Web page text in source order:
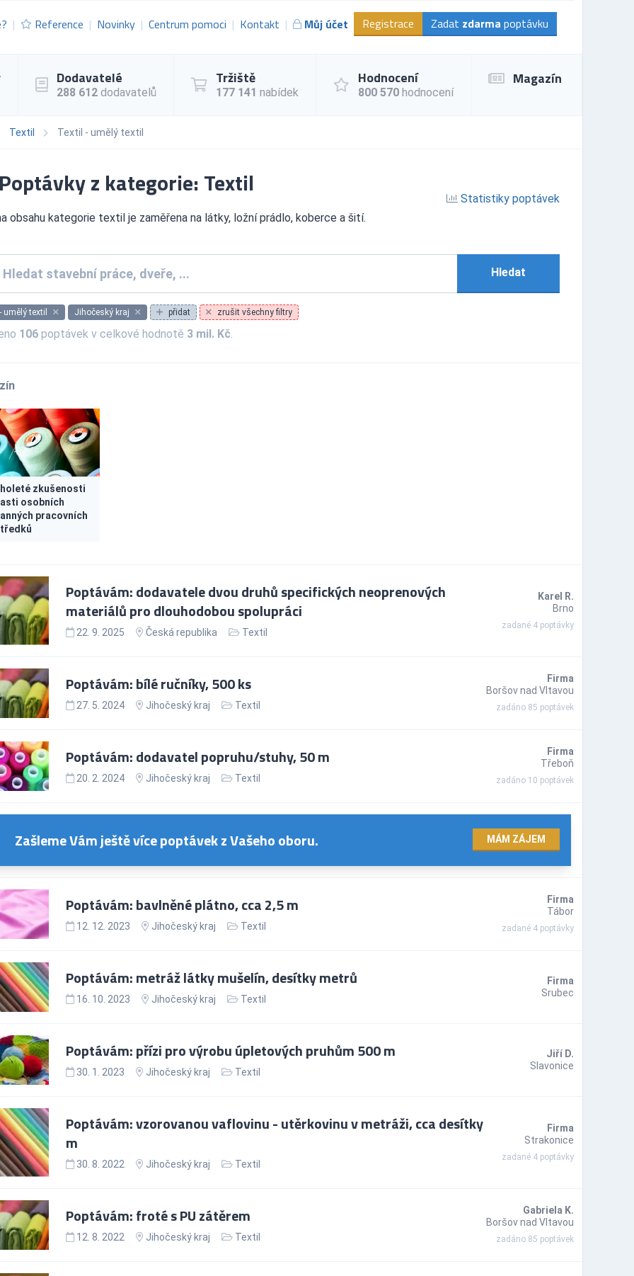
Reference Novinky Centrum pomoci Kontakt Můj účet Registrace Zadat zdarma poptávku
Dodavatelé
288 612 dodavatelů
Tržiště
177 141 nabídek
Hodnocení
800 570 hodnocení
Magazín
Textil Textil - umělý textil
Poptávky z kategorie: Textil
obsahu kategorie textil je zaměřena na látky, ložní prádlo, koberce a šití.
Statistiky poptávek
Hledat
umělý textil Jihočeský kraj přidat zrušit všechny filtry
106poptávek v celkové hodnotě 3 mil. Kč
zkušenosti
osobních
pracovních
Poptávám: dodavatele dvou druhů specifických neoprenových
materiálů pro dlouhodobou spolupráci
22. 9. 2025 Česká republika Textil
Karel R.
Brno
zadané 4 poptávky
Poptávám: bílé ručníky, 500 ks
27. 5. 2024 Jihočeský kraj Textil
Firma
Boršov nad Vltavou
zadáno 85 poptávek
Poptávám: dodavatel popruhu/stuhy, 50 m
20. 2. 2024 Jihočeský kraj Textil
Firma
Třeboň
zadáno 10 poptávek
Zašleme Vám ještě více poptávek z Vašeho oboru. MÁM ZÁJEM
Poptávám: bavlněné plátno, cca 2,5 m
12. 12. 2023 Jihočeský kraj Textil
Firma
Tábor
zadané 4 poptávky
Poptávám: metráž látky mušelín, desítky metrů
16. 10. 2023 Jihočeský kraj Textil
Firma
Srubec
Poptávám: přízi pro výrobu úpletových pruhům 500 m
30. 1. 2023 Jihočeský kraj Textil
Jiří D.
Slavonice
Poptávám: vzorovanou vaflovinu - utěrkovinu v metráži, cca desítky
m
30. 8. 2022 Jihočeský kraj Textil
Firma
Strakonice
zadané 4 poptávky
Poptávám: froté s PU zátěrem
12. 8. 2022 Jihočeský kraj Textil
Gabriela K.
Boršov nad Vltavou
zadáno 85 poptávek